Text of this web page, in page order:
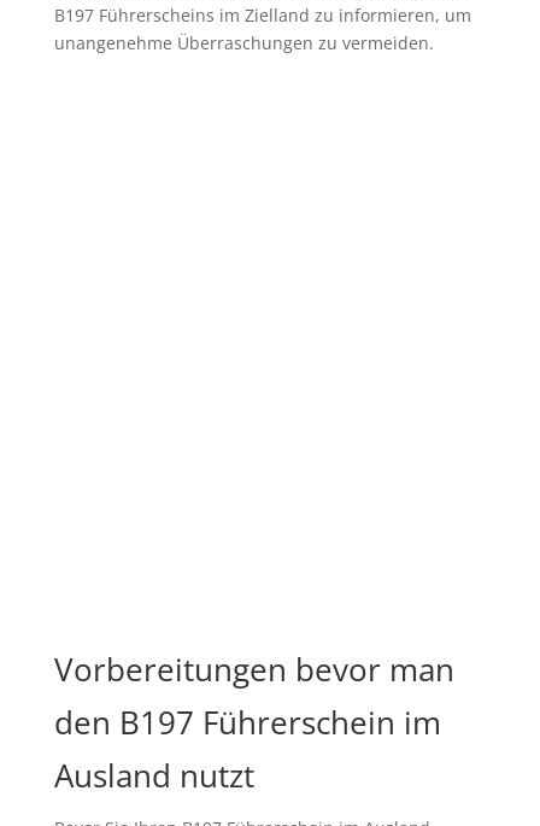
B197 Führerscheins im Zielland zu informieren, um
unangenehme Überraschungen zu vermeiden.
Vorbereitungen bevor man
den B197 Führerschein im
Ausland nutzt